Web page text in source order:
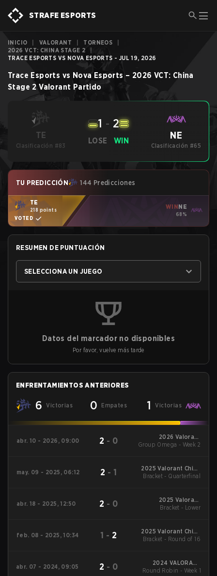
STRAFE ESPORTS
INICIO VALORANT TORNEOS
2026 VCT: CHINA STAGE 2
TRACE ESPORTS VS NOVA ESPORTS - JUL 19, 2026
Trace Esports vs Nova Esports – 2026 VCT: China
Stage 2 Valorant Partido
TE
Clasificación #83
LOSE
1 - 2
WIN NE
Clasificación #65
TU PREDICCIÓN 144 Predicciones
TE
218 points
VOTED
WINNE
68%
RESUMEN DE PUNTUACIÓN
SELECCIONA UN JUEGO
Datos del marcador no disponibles
Por favor, vuelve más tarde
ENFRENTAMIENTOS ANTERIORES
6 Victorias 0 Empates 1 Victorias
abr. 10 - 2026, 09:00 2 - 0
2026 Valorant
Champions Tour:
Group Omega - Week 2
may. 09 - 2025, 06:12 2 - 1
2025 Valorant China
Evolution Series Act-
Bracket - Quarterfinal
abr. 18 - 2025, 12:50 2 - 0
2025 Valorant
Champions Tour:
Bracket - Lower
feb. 08 - 2025, 10:34 1 - 2
2025 Valorant China
Evolution Series Act-1
Bracket - Round of 16
abr. 07 - 2024, 09:05 2 - 0
2024 VALORANT
Champions Tour:China
Round Robin - Week 1